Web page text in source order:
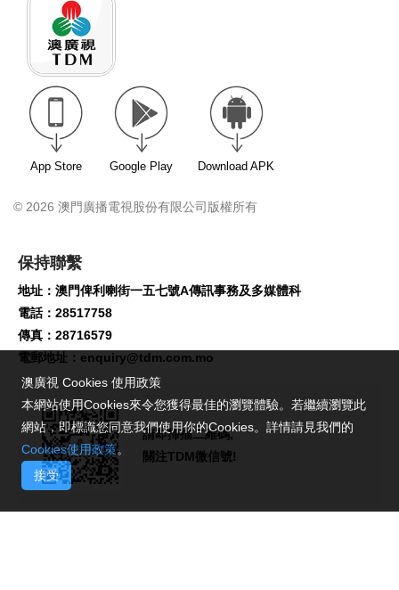
App Store Google Play Download APK
© 2026 澳門廣播電視股份有限公司版權所有
保持聯繫
地址：澳門俾利喇街一五七號A傳訊事務及多媒體科
電話：28517758
傳真：28716579
電郵地址： enquiry@tdm.com.mo
請即掃描二維碼,
關注TDM微信號!
澳廣視 Cookies 使用政策
本網站使用Cookies來令您獲得最佳的瀏覽體驗。若繼續瀏覽此
網站，即標識您同意我們使用你的Cookies。詳情請見我們的
Cookies使用政策。
接受